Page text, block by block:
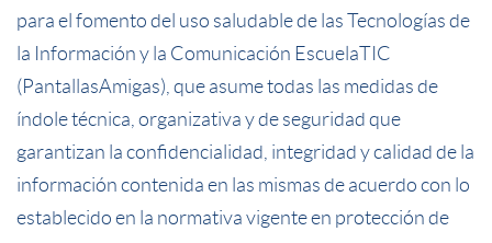
para el fomento del uso saludable de las Tecnologías de
la Información y la Comunicación EscuelaTIC
(PantallasAmigas), que asume todas las medidas de
índole técnica, organizativa y de seguridad que
garantizan la confidencialidad, integridad y calidad de la
información contenida en las mismas de acuerdo con lo
establecido en la normativa vigente en protección de